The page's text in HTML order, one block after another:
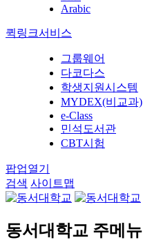
Arabic
퀵링크서비스
그룹웨어
다코다스
학생지원시스템
MYDEX(비교과)
e-Class
민석도서관
CBT시험
팝업열기
검색 사이트맵
동서대학교 주메뉴